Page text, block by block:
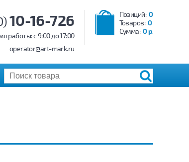
Позиций: 0
Товаров: 0
Сумма: 0 р.
10-16-726
работы: c 9:00 до 17:00
operator@art-mark.ru